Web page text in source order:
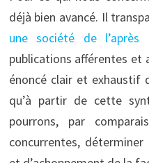
déjà bien avancé. Il
une société de l’après
publications afférentes et
énoncé clair et exhaustif
qu’à partir de cette
pourrons, par
concurrentes,